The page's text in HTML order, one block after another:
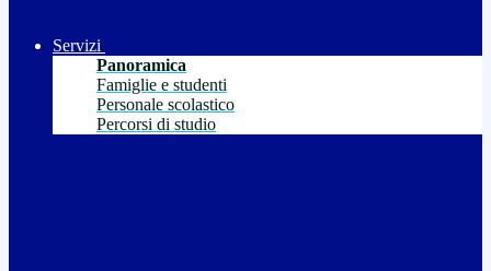
Servizi
Panoramica
Famiglie e studenti
Personale scolastico
Percorsi di studio